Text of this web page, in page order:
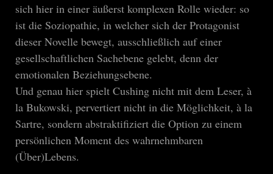
sich hier in einer äußerst komplexen Rolle wieder: so
ist die Soziopathie, in welcher sich der Protagonist
dieser Novelle bewegt, ausschließlich auf einer
gesellschaftlichen Sachebene gelebt, denn der
emotionalen Beziehungsebene.
Und genau hier spielt Cushing nicht mit dem Leser, à
la Bukowski, pervertiert nicht in die Möglichkeit, à la
Sartre, sondern abstraktifiziert die Option zu einem
persönlichen Moment des wahrnehmbaren
(Über)Lebens.